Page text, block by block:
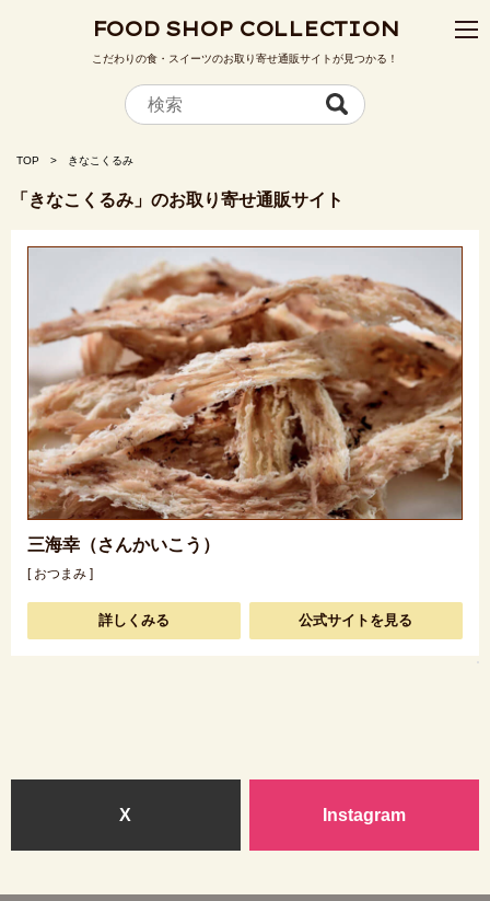
FOOD SHOP COLLECTION
こだわりの食・スイーツのお取り寄せ通販サイトが見つかる！
TOP きなこくるみ
「きなこくるみ」のお取り寄せ通販サイト
三海幸（さんかいこう）
[ おつまみ ]
詳しくみる 公式サイトを見る
X Instagram